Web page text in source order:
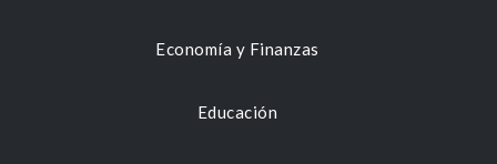
Economía y Finanzas
Educación